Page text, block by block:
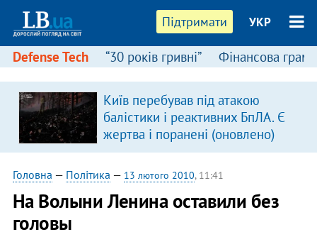
Підтримати УКР
Defense Tech “30 років гривні” Фінансова
Київ перебував під атакою
балістики і реактивних БпЛА. Є
жертва і поранені (оновлено)
Головна — Політика — 13 лютого 2010, 11:41
На Волыни Ленина оставили без
головы